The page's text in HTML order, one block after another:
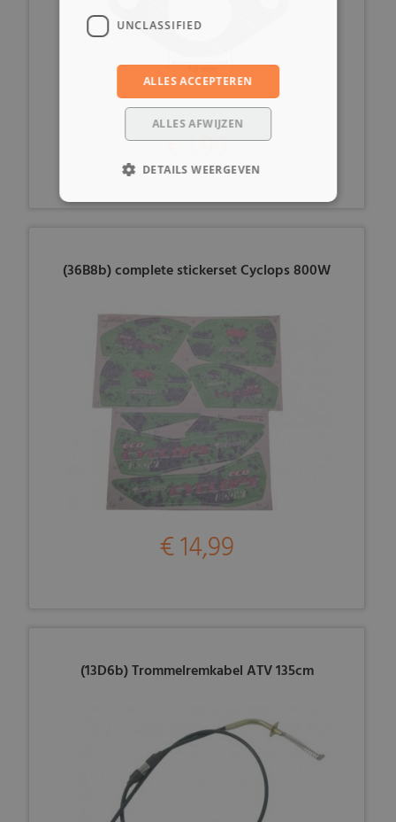
€ 1,99
(36B8b) complete stickerset Cyclops 800W
€ 14,99
(13D6b) Trommelremkabel ATV 135cm
UNCLASSIFIED
ALLES ACCEPTEREN
ALLES AFWIJZEN
DETAILS WEERGEVEN